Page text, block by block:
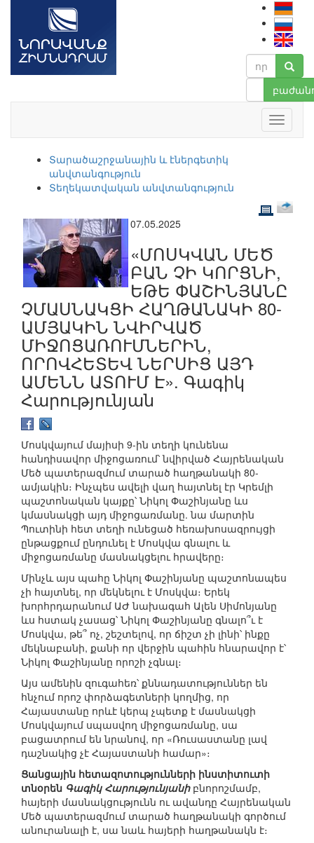
Տարածաշրջանային և էներգետիկ
անվտանգություն
Տեղեկատվական անվտանգություն
07.05.2025
«ՄՈՍԿՎԱՆ ՄԵԾ
ԲԱՆ ՉԻ ԿՈՐՑՆԻ,
ԵԹԵ ՓԱՇԻՆՅԱՆԸ
ՉՄԱՍՆԱԿՑԻ ՀԱՂԹԱՆԱԿԻ 80-
ԱՄՅԱԿԻՆ ՆՎԻՐՎԱԾ
ՄԻՋՈՑԱՌՈՒՄՆԵՐԻՆ,
ՈՐՈՎՀԵՏԵՎ ՆԵՐՍԻՑ ԱՅԴ
ԱՄԵՆՆ ԱՏՈՒՄ Է». Գագիկ
Հարությունյան
Մոսկվայում մայիսի 9-ին տեղի կունենա
հանդիսավոր միջոցառում՝ նվիրված Հայրենական
Մեծ պատերազմում տարած հաղթանակի 80-
ամյակին։ Ինչպես ավելի վաղ հայտնել էր Կրեմլի
պաշտոնական կայքը՝ Նիկոլ Փաշինյանը ևս
կմասնակցի այդ միջոցառմանը. նա մարտին
Պուտինի հետ տեղի ունեցած հեռախոսազրույցի
ընթացքում ընդունել է Մոսկվա գնալու և
միջոցառմանը մասնակցելու հրավերը։
Մինչև այս պահը Նիկոլ Փաշինյանը պաշտոնապես
չի հայտնել, որ մեկնելու է Մոսկվա։ Երեկ
խորհրդարանում ԱԺ նախագահ Ալեն Սիմոնյանը
ևս հստակ չասաց՝ Նիկոլ Փաշինյանը գնալո՞ւ է
Մոսկվա, թե՞ ոչ, շեշտելով, որ ճիշտ չի լինի՝ ինքը
մեկնաբանի, քանի որ վերջին պահին հնարավոր է՝
Նիկոլ Փաշինյանը որոշի չգնալ։
Այս ամենին զուգահեռ՝ քննադատություններ են
հնչում որոշ փորձագետների կողմից, որ
Հայաստանը որևէ կերպ չպետք է մասնակցի
Մոսկվայում սպասվող միջոցառմանը, սա
բացատրում են նրանով, որ «Ռուսաստանը լավ
դաշնակից չէ Հայաստանի համար»։
Ցանցային հետազոտությունների ինստիտուտի
տնօրեն Գագիկ Հարությունյանիբնորոշմամբ,
հայերի մասնակցությունն ու ավանդը Հայրենական
Մեծ պատերազմում տարած հաղթանակի գործում
անուրանալի է, սա նաև հայերի հաղթանակն է։